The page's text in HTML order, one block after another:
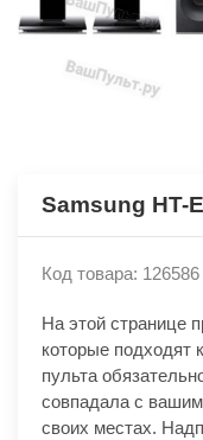
Samsung HT-
Код товара: 126586
На этой странице
которые подходят
пульта
совпадала с
своих местах.